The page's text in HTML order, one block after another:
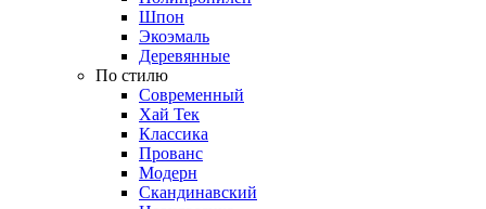
Шпон
Экоэмаль
Деревянные
По стилю
Современный
Хай Тек
Классика
Прованс
Модерн
Скандинавский